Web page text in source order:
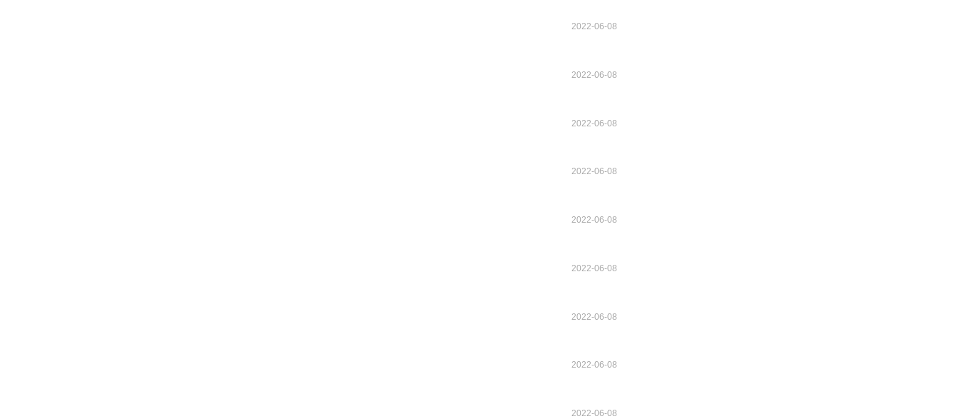
2022-06-08
2022-06-08
2022-06-08
2022-06-08
2022-06-08
2022-06-08
2022-06-08
2022-06-08
2022-06-08